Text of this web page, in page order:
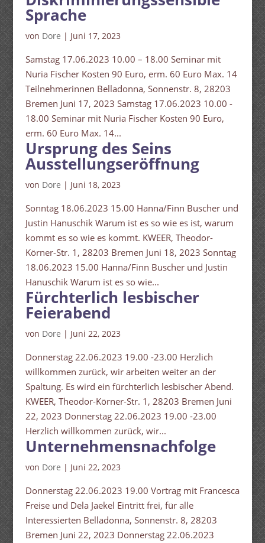
Sprache
von Dore | Juni 17, 2023
Samstag 17.06.2023 10.00 – 18.00 Seminar mit
Nuria Fischer Kosten 90 Euro, erm. 60 Euro Max. 14
Teilnehmerinnen Belladonna, Sonnenstr. 8, 28203
Bremen Juni 17, 2023 Samstag 17.06.2023 10.00 -
18.00 Seminar mit Nuria Fischer Kosten 90 Euro,
erm. 60 Euro Max. 14...
Ursprung des Seins
Ausstellungseröffnung
von Dore | Juni 18, 2023
Sonntag 18.06.2023 15.00 Hanna/Finn Buscher und
Justin Hanuschik Warum ist es so wie es ist, warum
kommt es so wie es kommt. KWEER, Theodor-
Körner-Str. 1, 28203 Bremen Juni 18, 2023 Sonntag
18.06.2023 15.00 Hanna/Finn Buscher und Justin
Hanuschik Warum ist es so wie...
Fürchterlich lesbischer
Feierabend
von Dore | Juni 22, 2023
Donnerstag 22.06.2023 19.00 -23.00 Herzlich
willkommen zurück, wir arbeiten weiter an der
Spaltung. Es wird ein fürchterlich lesbischer Abend.
KWEER, Theodor-Körner-Str. 1, 28203 Bremen Juni
22, 2023 Donnerstag 22.06.2023 19.00 -23.00
Herzlich willkommen zurück, wir...
Unternehmensnachfolge
von Dore | Juni 22, 2023
Donnerstag 22.06.2023 19.00 Vortrag mit Francesca
Freise und Dela Jaekel Eintritt frei, für alle
Interessierten Belladonna, Sonnenstr. 8, 28203
Bremen Juni 22, 2023 Donnerstag 22.06.2023